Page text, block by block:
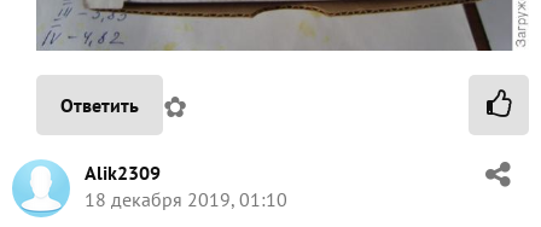
Ответить ✿
Alik2309
18 декабря 2019, 01:10